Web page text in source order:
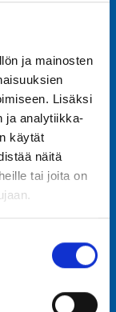
ja mainosten
Lisäksi
ja analytiikka-
käytät
näitä
tai joita on